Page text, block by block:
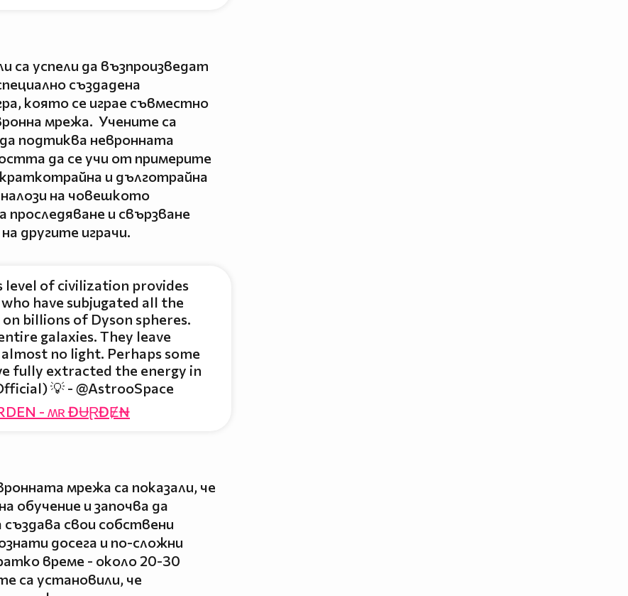
са успели да възпроизведат
създадена
която се играе съвместно
мрежа. Учените са
подтиква невронната
да се учи от примерите
краткотрайна и дълготрайна
на човешкото
и свързване
другите играчи.
level of civilization provides
have subjugated all the
billions of Dyson spheres.
galaxies. They leave
no light. Perhaps some
fully extracted the energy in
💡 - @AstrooSpace
- ʍʀ ĐɄⱤĐɆ₦
мрежа са показали, че
обучение и започва да
създава свои собствени
досега и по-сложни
време - около 20-30
са установили, че